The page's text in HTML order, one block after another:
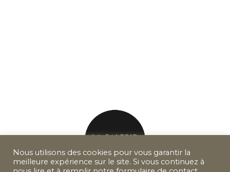
Nous utilisons des cookies pour vous garantir la
meilleure expérience sur le site. Si vous continuez à